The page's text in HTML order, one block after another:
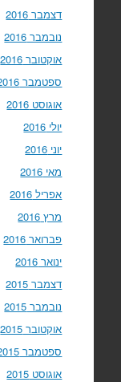
דצמבר 2016
נובמבר 2016
אוקטובר 2016
ספטמבר 2016
אוגוסט 2016
יולי 2016
יוני 2016
מאי 2016
אפריל 2016
מרץ 2016
פברואר 2016
ינואר 2016
דצמבר 2015
נובמבר 2015
אוקטובר 2015
ספטמבר 2015
אוגוסט 2015